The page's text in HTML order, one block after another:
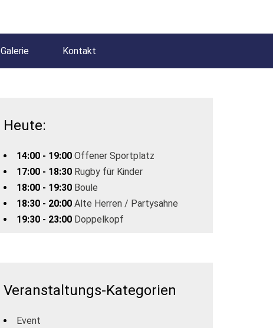
Galerie Kontakt
Heute:
14:00 - 19:00 Offener Sportplatz
17:00 - 18:30 Rugby für Kinder
18:00 - 19:30 Boule
18:30 - 20:00 Alte Herren / Partysahne
19:30 - 23:00 Doppelkopf
Veranstaltungs-Kategorien
Event